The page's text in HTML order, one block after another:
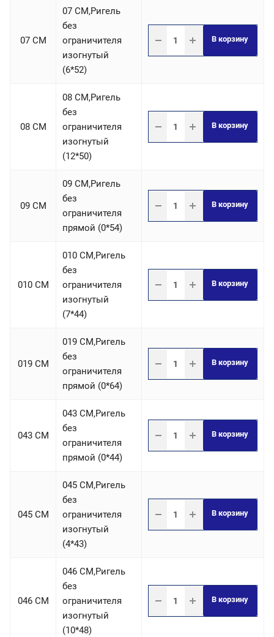
07 СM
07 СM,Ригель
без
ограничителя
изогнутый
(6*52)
В корзину
08 СM
08 СM,Ригель
без
ограничителя
изогнутый
(12*50)
В корзину
09 СM
09 СM,Ригель
без
ограничителя
прямой (0*54)
В корзину
010 СM
010 СM,Ригель
без
ограничителя
изогнутый
(7*44)
В корзину
019 СM
019 СM,Ригель
без
ограничителя
прямой (0*64)
В корзину
043 СM
043 СM,Ригель
без
ограничителя
прямой (0*44)
В корзину
045 СM
045 СM,Ригель
без
ограничителя
изогнутый
(4*43)
В корзину
046 СM
046 СM,Ригель
без
ограничителя
изогнутый
(10*48)
В корзину